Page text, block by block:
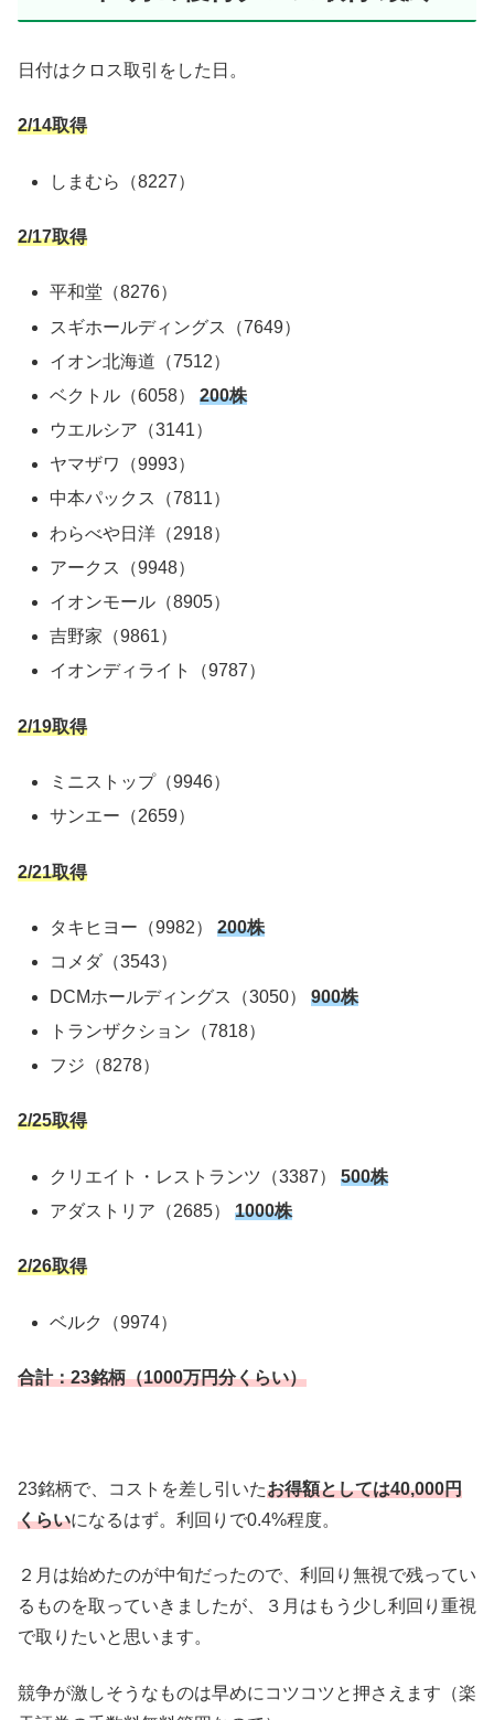
日付はクロス取引をした日。
2/14取得
しまむら（8227）
2/17取得
平和堂（8276）
スギホールディングス（7649）
イオン北海道（7512）
ベクトル（6058）200株
ウエルシア（3141）
ヤマザワ（9993）
中本パックス（7811）
わらべや日洋（2918）
アークス（9948）
イオンモール（8905）
吉野家（9861）
イオンディライト（9787）
2/19取得
ミニストップ（9946）
サンエー（2659）
2/21取得
タキヒヨー（9982）200株
コメダ（3543）
DCMホールディングス（3050）900株
トランザクション（7818）
フジ（8278）
2/25取得
クリエイト・レストランツ（3387）500株
アダストリア（2685）1000株
2/26取得
ベルク（9974）
合計：23銘柄（1000万円分くらい）
23銘柄で、コストを差し引いたお得額としては40,000円
くらいになるはず。利回りで0.4%程度。
２月は始めたのが中旬だったので、利回り無視で残ってい
るものを取っていきましたが、３月はもう少し利回り重視
で取りたいと思います。
競争が激しそうなものは早めにコツコツと押さえます（楽